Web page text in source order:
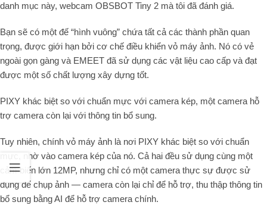
danh mục này, webcam OBSBOT Tiny 2 mà tôi đã đánh giá.
Bạn sẽ có một đế “hình vuông” chứa tất cả các thành phần quan
trọng, được giới hạn bởi cơ chế điều khiển vỏ máy ảnh. Nó có vẻ
ngoài gọn gàng và EMEET đã sử dụng các vật liệu cao cấp và đạt
được một số chất lượng xây dựng tốt.
PIXY khác biệt so với chuẩn mực với camera kép, một camera hỗ
trợ camera còn lại với thông tin bổ sung.
Tuy nhiên, chính vỏ máy ảnh là nơi PIXY khác biệt so với chuẩn
mực, nhờ vào camera kép của nó. Cả hai đều sử dụng cùng một
cảm biến lớn 12MP, nhưng chỉ có một camera thực sự được sử
dụng để chụp ảnh — camera còn lại chỉ để hỗ trợ, thu thập thông tin
bổ sung bằng AI để hỗ trợ camera chính.